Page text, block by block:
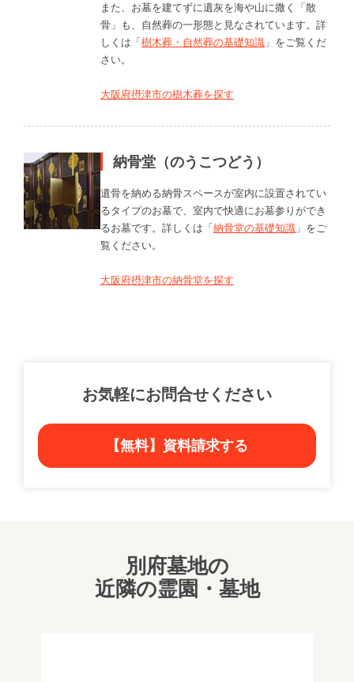
また、お墓を建てずに遺灰を海や山に撒く「散
骨」も、自然葬の一形態と見なされています。詳
しくは「樹木葬・自然葬の基礎知識 」をご覧くだ
さい。
大阪府摂津市の樹木葬を探す
納骨堂（のうこつどう）
遺骨を納める納骨スペースが室内に設置されてい
るタイプのお墓で、室内で快適にお墓参りができ
るお墓です。詳しくは「納骨堂の基礎知識 」をご
覧ください。
大阪府摂津市の納骨堂を探す
お気軽にお問合せください
【無料】資料請求する
別府墓地の
近隣の霊園・墓地